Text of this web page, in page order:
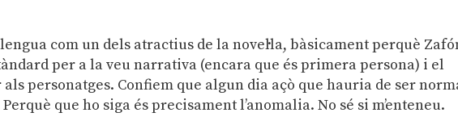
com un dels atractius de la novel·la, bàsicament perquè
per a la veu narrativa (encara que és primera persona) i el
personatges. Confiem que algun dia açò que hauria de ser
que ho siga és precisament l’anomalia. No sé si m’enteneu.